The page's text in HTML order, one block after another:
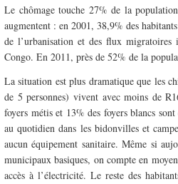
Le chômage touche 27% de la
augmentent : en 2001, 38,9% des
de l’urbanisation et des flux migratoires
Congo. En 2011, près de 52% de la
La situation est plus dramatique que les
de 5 personnes) vivent avec moins de
foyers métis et 13% des foyers blancs
au quotidien dans les bidonvilles et
aucun équipement sanitaire. Même si
municipaux basiques, on compte en
accès à l’électricité. Le reste des